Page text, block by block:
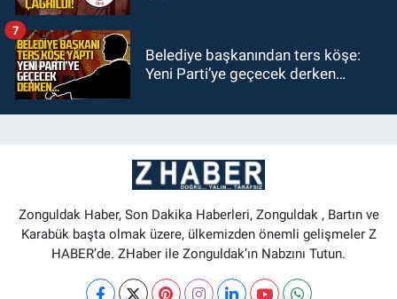
Belediye başkanından ters köşe:
Yeni Parti’ye geçecek derken…
7
Zonguldak Haber, Son Dakika Haberleri, Zonguldak , Bartın ve
Karabük başta olmak üzere, ülkemizden önemli gelişmeler Z
HABER’de. ZHaber ile Zonguldak’ın Nabzını Tutun.